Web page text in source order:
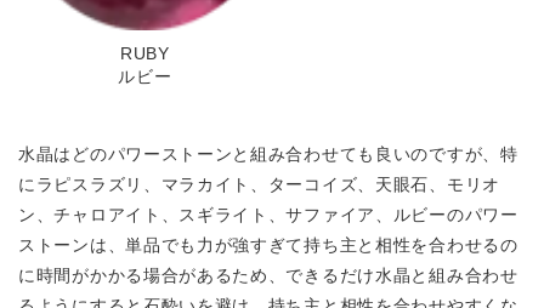
RUBY
ルビー
水晶はどのパワーストーンと組み合わせても良いのですが、特
にラピスラズリ、マラカイト、ターコイズ、天眼石、モリオ
ン、チャロアイト、スギライト、サファイア、ルビーのパワー
ストーンは、単品でも力が強すぎて持ち主と相性を合わせるの
に時間がかかる場合があるため、できるだけ水晶と組み合わせ